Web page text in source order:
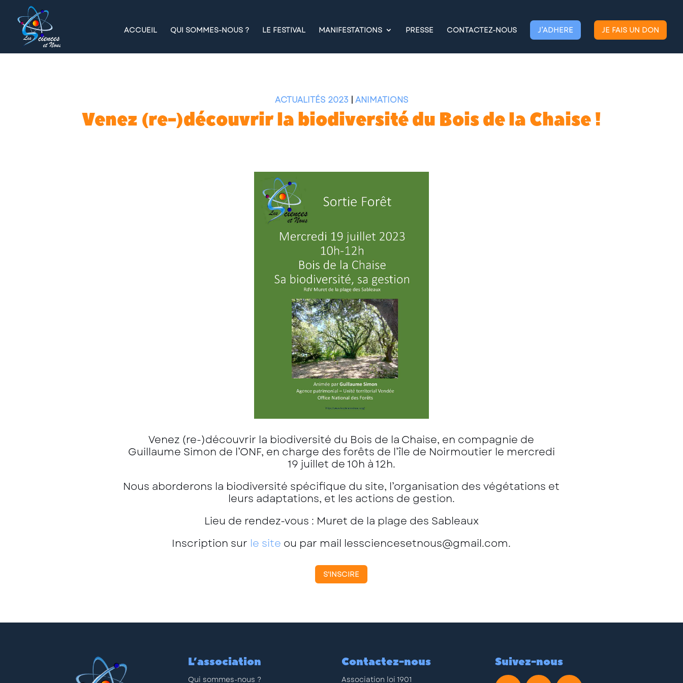
ACCUEIL QUI SOMMES-NOUS ? LE FESTIVAL MANIFESTATIONS PRESSE CONTACTEZ-NOUS J’ADHERE JE FAIS UN DON
ACTUALITÉS 2023 | ANIMATIONS
Venez (re-)découvrir la biodiversité du Bois de la Chaise !
Venez (re-)découvrir la biodiversité du Bois de la Chaise, en compagnie de
Guillaume Simon de l’ONF, en charge des forêts de l’île de Noirmoutier le mercredi
19 juillet de 10h à 12h.
Nous aborderons la biodiversité spécifique du site, l’organisation des végétations et
leurs adaptations, et les actions de gestion.
Lieu de rendez-vous : Muret de la plage des Sableaux
Inscription sur le site ou par mail lessciencesetnous@gmail.com.
S'INSCIRE
L’association
Qui sommes-nous ?
Contactez-nous
Association loi 1901
Suivez-nous